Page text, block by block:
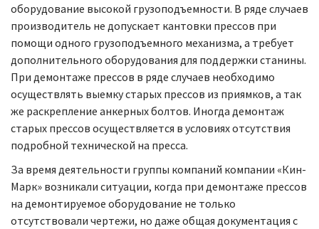
оборудование высокой грузоподъемности. В ряде случаев
производитель не допускает кантовки прессов при
помощи одного грузоподъемного механизма, а требует
дополнительного оборудования для поддержки станины.
При демонтаже прессов в ряде случаев необходимо
осуществлять выемку старых прессов из приямков, а так
же раскрепление анкерных болтов. Иногда демонтаж
старых прессов осуществляется в условиях отсутствия
подробной технической на пресса.
За время деятельности группы компаний компании «Кин-
Марк» возникали ситуации, когда при демонтаже прессов
на демонтируемое оборудование не только
отсутствовали чертежи, но даже общая документация с